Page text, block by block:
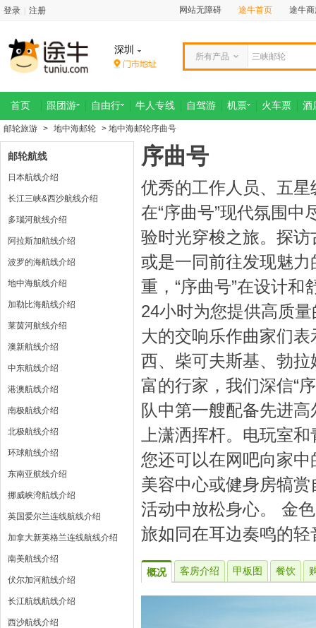
登录 注册 网站无障碍 途牛首页 途牛
深圳
所有产品
首页 跟团游 自由行 牛人专线 自驾游 机票 火车票 酒
邮轮旅游 > 地中海邮轮 > 地中海邮轮序曲号
邮轮航线
日本航线介绍
长江三峡&西沙航线介绍
多瑙河航线介绍
阿拉斯加航线介绍
波罗的海航线介绍
地中海航线介绍
加勒比海航线介绍
莱茵河航线介绍
澳新航线介绍
中东航线介绍
港澳航线介绍
南极航线介绍
北极航线介绍
环球航线介绍
东南亚航线介绍
挪威峡湾航线介绍
英国爱尔兰连线航线介绍
加拿大新英格兰连线航线介绍
南美航线介绍
伏尔加河航线介绍
长江航线航线介绍
西沙航线介绍
序曲号
优秀的工作人员、五
在“序曲号”现代氛围中
验时光穿梭之旅。探
或是一同前往发现魅
重，“序曲号”在设计
24小时为您提供高质
大的交响乐作曲家们
西、柴可夫斯基、勃
富的行家，我们深信“
队中第一艘配备先进
上潇洒挥杆。电玩室
您还可以在网吧向家
美容中心或健身房犒
活动中放松身心。 金
旅如同在耳边奏鸣的轻
概况 客房介绍 甲板图 餐饮